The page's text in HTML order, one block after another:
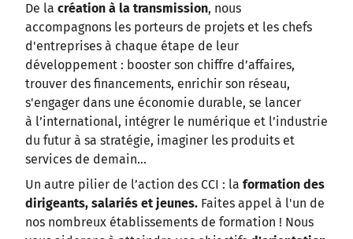
De la création à la transmission, nous
accompagnons les porteurs de projets et les chefs
d'entreprises à chaque étape de leur
développement : booster son chiffre d’affaires,
trouver des financements, enrichir son réseau,
s'engager dans une économie durable, se lancer
à l’international, intégrer le numérique et l’industrie
du futur à sa stratégie, imaginer les produits et
services de demain…
Un autre pilier de l’action des CCI : la formation des
dirigeants, salariés et jeunes. Faites appel à l'un de
nos nombreux établissements de formation ! Nous